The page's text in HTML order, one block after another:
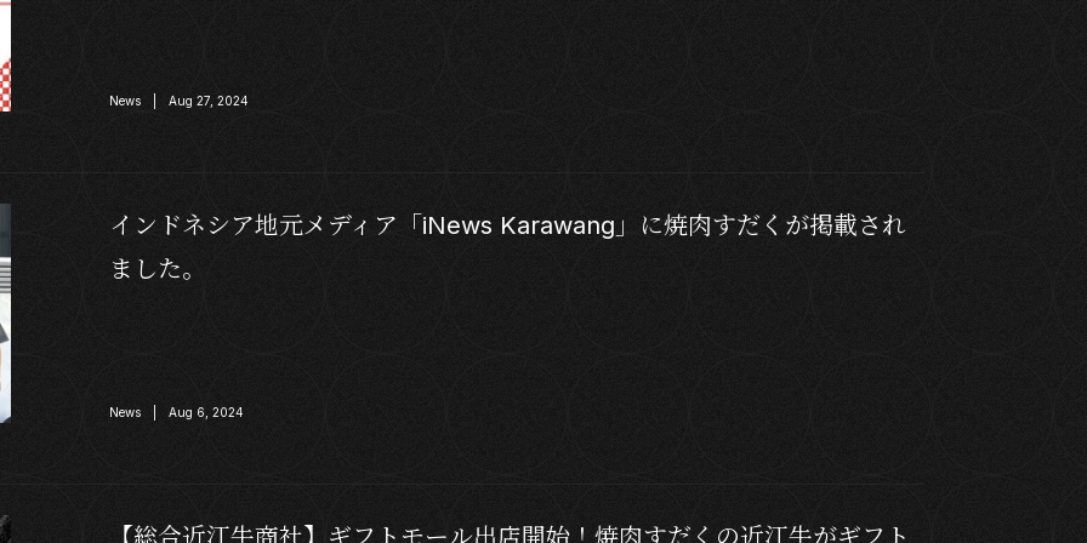
News | Aug 27, 2024
インドネシア地元メディア「iNews Karawang」に焼肉すだくが掲載され
ました。
News | Aug 6, 2024
【総合近江牛商社】ギフトモール出店開始！焼肉すだくの近江牛がギフト